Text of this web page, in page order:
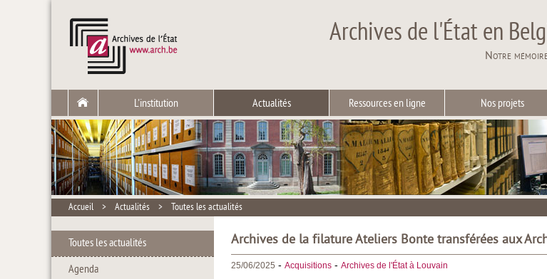
Archives de l'État en
Notre
L'institution Actualités Ressources en ligne Nos projets
Accueil > Actualités > Toutes les actualités
Toutes les actualités
Agenda
Archives de la filature Ateliers Bonte transférées aux
25/06/2025 - Acquisitions - Archives de l'État à Louvain